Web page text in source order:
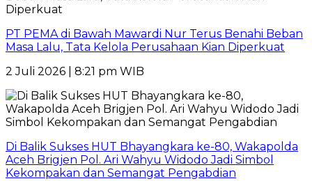
PT PEMA di Bawah Mawardi Nur Terus Benahi Beban
Masa Lalu, Tata Kelola Perusahaan Kian Diperkuat
2 Juli 2026 | 8:21 pm WIB
Di Balik Sukses HUT Bhayangkara ke-80, Wakapolda
Aceh Brigjen Pol. Ari Wahyu Widodo Jadi Simbol
Kekompakan dan Semangat Pengabdian